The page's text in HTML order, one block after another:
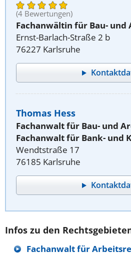
(4 Bewertungen)
Fachanwältin für Bau-
Ernst-Barlach-Straße 2 b
76227 Karlsruhe
Thomas Hess
Fachanwalt für Bau- und
Fachanwalt für Bank- und
Wendtstraße 17
76185 Karlsruhe
Infos zu den
Fachanwalt für